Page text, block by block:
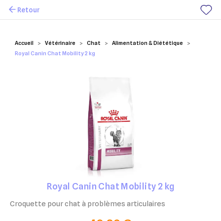
Mes favoris
Accueil Vétérinaire Chat
Alimentation & Diététique
Royal Canin Chat Mobility 2 kg
Retour
Royal Canin Chat Mobility 2 kg
Croquette pour chat à problèmes articulaires